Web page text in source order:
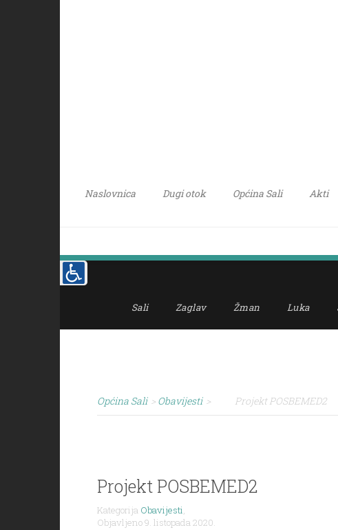
Naslovnica Dugi otok Općina Sali Akti
Sali Zaglav Žman Luka
Općina Sali > Obavijesti > Projekt POSBEMED2
Projekt POSBEMED2
Kategorija Obavijesti,
Objavljeno 9. listopada 2020.